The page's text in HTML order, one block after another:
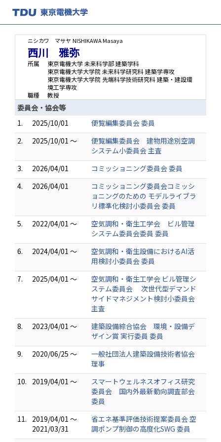
ニシカワ マサヤ NISHIKAWA Masaya
西川 雅弥
所属
東京電機大学 未来科学部 建築学科
東京電機大学大学院 未来科学研究科 建築学専攻
東京電機大学大学院 先端科学技術研究科 建築・建設環
境工学専攻
職種
教授
委員会・協会等
1.
2025/10/01
便覧編集委員会 委員
2.
2025/10/01 ～
便覧編集委員会 建物用途別空調
システム小委員会 主査
3.
2026/04/01
コミッショニング委員会 委員
4.
2026/04/01
コミッショニング委員会コミッシ
ョニングのための モデルライブラ
リ標準化検討⼩委員会 委員
5.
2022/04/01 ～
空気調和・衛生工学会 ビル管理
システム委員会委員 委員
6.
2024/04/01 ～
空気調和・衛生設備におけるAI活
用検討小委員会 委員
7.
2025/04/01 ～
空気調和・衛生工学会 ビル管理シ
ステム委員会 次世代型デマンド
サイドマネジメント検討小委員会
主査
8.
2023/04/01 ～
建築設備綜合協会 環境・設備デ
ザイン賞 実行委員 委員
9.
2020/06/25 ～
一般社団法人建築設備技術者協会
理事
10.
2019/04/01 ～
スマートウェルネスオフィス研究
委員会 国内外最新動向調査部会
委員
11.
2019/04/01 ～
2021/03/31
省エネ基準評価技術提案委員会 空
調ポンプ制御の高度化SWG 委員